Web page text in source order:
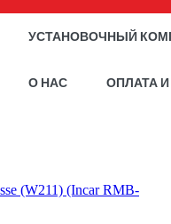
УСТАНОВОЧНЫЙ
О НАС ОПЛАТА